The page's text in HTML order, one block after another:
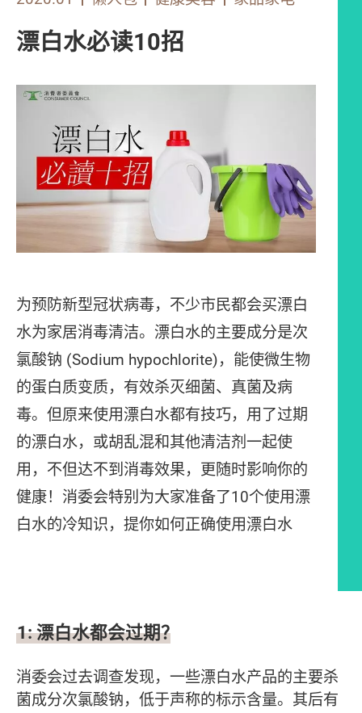
漂白水必读10招
为预防新型冠状病毒，不少市民都会买漂白
水为家居消毒清洁。漂白水的主要成分是次
氯酸钠 (Sodium hypochlorite)，能使微生物
的蛋白质变质，有效杀灭细菌、真菌及病
毒。但原来使用漂白水都有技巧，用了过期
的漂白水，或胡乱混和其他清洁剂一起使
用，不但达不到消毒效果，更随时影响你的
健康！消委会特别为大家准备了10个使用漂
白水的冷知识，提你如何正确使用漂白水
1: 漂白水都会过期？
消委会过去调查发现，一些漂白水产品的主要杀
菌成分次氯酸钠，低于声称的标示含量。其后有